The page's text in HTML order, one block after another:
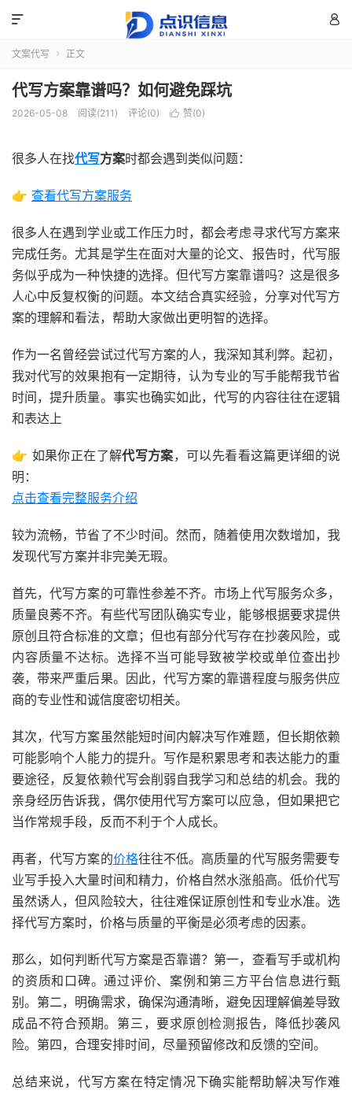


文案代写  正文
代写方案靠谱吗？如何避免踩坑
2026-05-08 阅读(211) 评论(0)  赞(0)
很多人在找代写方案时都会遇到类似问题：
👉 查看代写方案服务
很多人在遇到学业或工作压力时，都会考虑寻求代写方案来
完成任务。尤其是学生在面对大量的论文、报告时，代写服
务似乎成为一种快捷的选择。但代写方案靠谱吗？这是很多
人心中反复权衡的问题。本文结合真实经验，分享对代写方
案的理解和看法，帮助大家做出更明智的选择。
作为一名曾经尝试过代写方案的人，我深知其利弊。起初，
我对代写的效果抱有一定期待，认为专业的写手能帮我节省
时间，提升质量。事实也确实如此，代写的内容往往在逻辑
和表达上
👉 如果你正在了解代写方案，可以先看看这篇更详细的说
明：
点击查看完整服务介绍
较为流畅，节省了不少时间。然而，随着使用次数增加，我
发现代写方案并非完美无瑕。
首先，代写方案的可靠性参差不齐。市场上代写服务众多，
质量良莠不齐。有些代写团队确实专业，能够根据要求提供
原创且符合标准的文章；但也有部分代写存在抄袭风险，或
内容质量不达标。选择不当可能导致被学校或单位查出抄
袭，带来严重后果。因此，代写方案的靠谱程度与服务供应
商的专业性和诚信度密切相关。
其次，代写方案虽然能短时间内解决写作难题，但长期依赖
可能影响个人能力的提升。写作是积累思考和表达能力的重
要途径，反复依赖代写会削弱自我学习和总结的机会。我的
亲身经历告诉我，偶尔使用代写方案可以应急，但如果把它
当作常规手段，反而不利于个人成长。
再者，代写方案的价格往往不低。高质量的代写服务需要专
业写手投入大量时间和精力，价格自然水涨船高。低价代写
虽然诱人，但风险较大，往往难保证原创性和专业水准。选
择代写方案时，价格与质量的平衡是必须考虑的因素。
那么，如何判断代写方案是否靠谱？第一，查看写手或机构
的资质和口碑。通过评价、案例和第三方平台信息进行甄
别。第二，明确需求，确保沟通清晰，避免因理解偏差导致
成品不符合预期。第三，要求原创检测报告，降低抄袭风
险。第四，合理安排时间，尽量预留修改和反馈的空间。
总结来说，代写方案在特定情况下确实能帮助解决写作难